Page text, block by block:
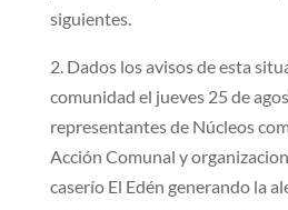
siguientes.
2. Dados los avisos de esta
comunidad el jueves 25 de
representantes de Núcleos
Acción Comunal y
caserío El Edén generando la